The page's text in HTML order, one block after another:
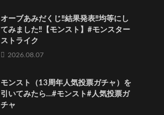
オーブあみだくじ‼️結果発表‼️均等にし
てみました‼️【モンスト】#モンスター
ストライク
2026.08.07
モンスト（13周年人気投票ガチャ）を
引いてみたら…#モンスト#人気投票ガ
チャ